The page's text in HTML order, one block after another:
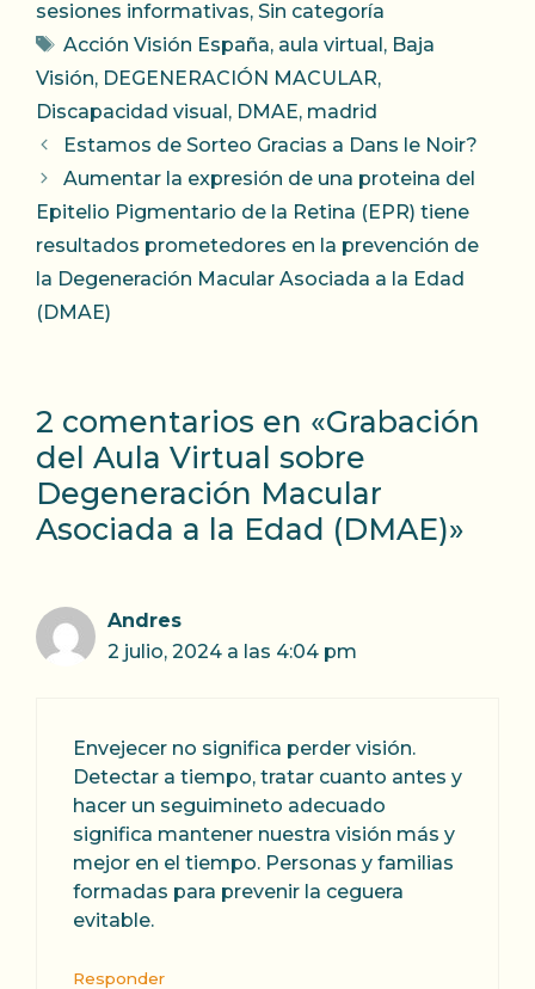
sesiones informativas, Sin categoría
Etiquetas
Acción Visión España, aula virtual, Baja
Visión, DEGENERACIÓN MACULAR,
Discapacidad visual, DMAE, madrid
Estamos de Sorteo Gracias a Dans le Noir?
Aumentar la expresión de una proteina del
Epitelio Pigmentario de la Retina (EPR) tiene
resultados prometedores en la prevención de
la Degeneración Macular Asociada a la Edad
(DMAE)
2 comentarios en «Grabación
del Aula Virtual sobre
Degeneración Macular
Asociada a la Edad (DMAE)»
Andres
2 julio, 2024 a las 4:04 pm
Envejecer no significa perder visión.
Detectar a tiempo, tratar cuanto antes y
hacer un seguimineto adecuado
significa mantener nuestra visión más y
mejor en el tiempo. Personas y familias
formadas para prevenir la ceguera
evitable.
Responder